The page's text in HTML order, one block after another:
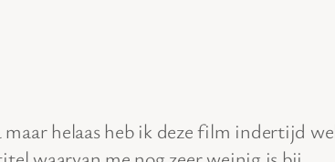
helaas heb ik deze film indertijd